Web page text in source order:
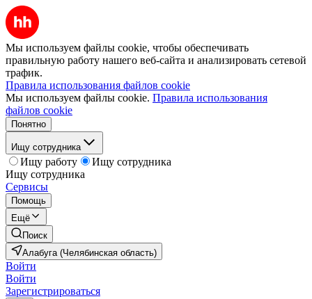
Мы используем файлы cookie, чтобы обеспечивать
правильную работу нашего веб-сайта и анализировать сетевой
трафик.
Правила использования файлов cookie
Мы используем файлы cookie. Правила использования
файлов cookie
Понятно
Ищу сотрудника
Ищу работу
Ищу сотрудника
Ищу сотрудника
Сервисы
Помощь
Ещё
Поиск
Алабуга (Челябинская область)
Войти
Войти
Зарегистрироваться